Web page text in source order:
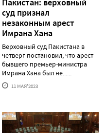
суд признал
незаконным арест
Имрана Хана
Верховный суд Пакистана в
четверг постановил, что арест
бывшего премьер-министра
Имрана Хана был не......
11 МАЯ'2023